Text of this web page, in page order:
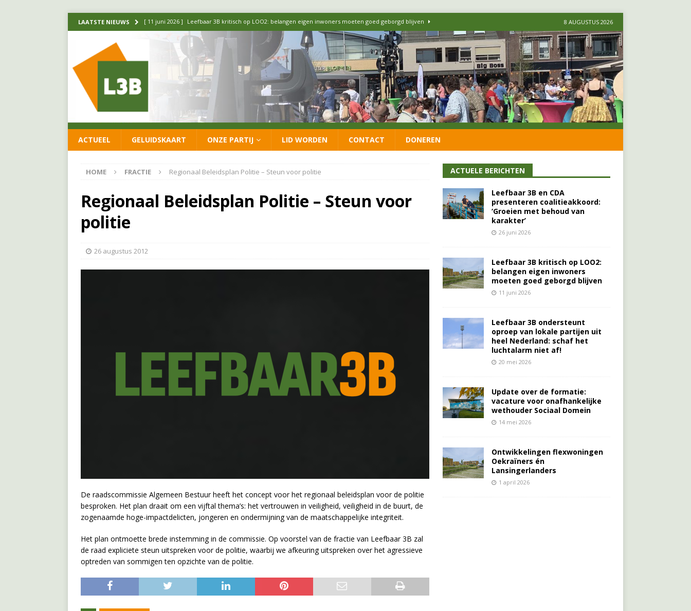
LAATSTE NIEUWS [ 11 juni 2026 ] Leefbaar 3B kritisch op LOO2: belangen eigen inwoners moeten goed geborgd blijven
[ 20 mei 2026 ] Leefbaar 3B ondersteunt oproep van lokale partijen uit heel Nederland: schaf het
luchtalarm niet af! FRACTIE
[ 14 mei 2026 ] Update over de formatie: vacature voor onafhankelijke wethouder Sociaal Domein
[ 26 juni 2026 ] Leefbaar 3B en CDA presenteren coalitieakkoord: ‘Groeien met behoud van karakter’
8 AUGUSTUS 2026
ACTUEEL GELUIDSKAART ONZE PARTIJ LID WORDEN CONTACT DONEREN
HOME FRACTIE Regionaal Beleidsplan Politie – Steun voor politie
Regionaal Beleidsplan Politie – Steun voor
politie
26 augustus 2012
De raadscommissie Algemeen Bestuur heeft het concept voor het regionaal beleidsplan voor de politie
besproken. Het plan draait om een vijftal thema’s: het vertrouwen in veiligheid, veiligheid in de buurt, de
zogenaamde hoge-impactdelicten, jongeren en ondermijning van de maatschappelijke integriteit.
Het plan ontmoette brede instemming in de commissie. Op voorstel van de fractie van Leefbaar 3B zal
de raad expliciete steun uitspreken voor de politie, waarbij we afkeuring uitspreken over het agressieve
optreden van sommigen ten opzichte van de politie.
ACTUELE BERICHTEN
Leefbaar 3B en CDA
presenteren coalitieakkoord:
‘Groeien met behoud van
karakter’
26 juni 2026
Leefbaar 3B kritisch op LOO2:
belangen eigen inwoners
moeten goed geborgd blijven
11 juni 2026
Leefbaar 3B ondersteunt
oproep van lokale partijen uit
heel Nederland: schaf het
luchtalarm niet af!
20 mei 2026
Update over de formatie:
vacature voor onafhankelijke
wethouder Sociaal Domein
14 mei 2026
Ontwikkelingen flexwoningen
Oekraïners én
Lansingerlanders
1 april 2026